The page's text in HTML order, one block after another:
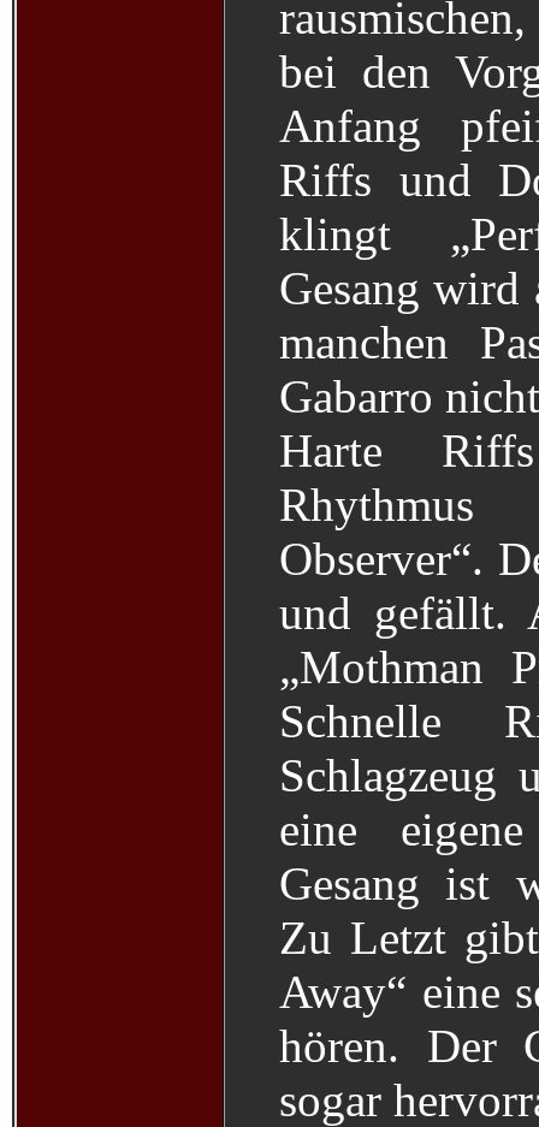
bei den
Anfang
Riffs und
klingt
Gesang wird
manchen
Gabarro
Harte
Rhythmus
Observer“.
und gefällt.
„Mothman
Schnelle
Schlagzeug
eine
Gesang ist
Zu Letzt
Away“ eine
hören. Der
sogar